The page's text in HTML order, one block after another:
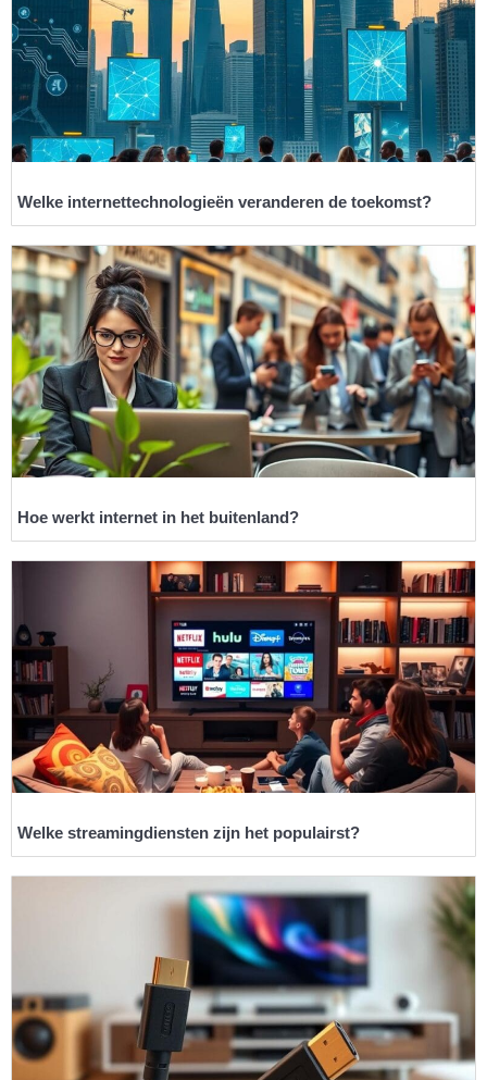
Welke internettechnologieën veranderen de toekomst?
Hoe werkt internet in het buitenland?
Welke streamingdiensten zijn het populairst?